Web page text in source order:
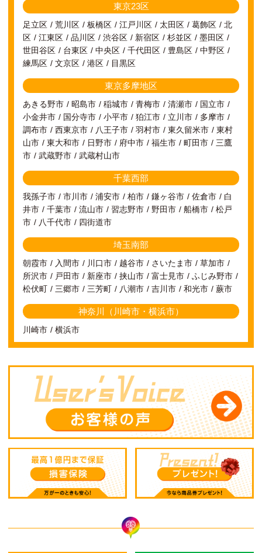
東京23区
足立区 荒川区 板橋区 江戸川区 太田区 葛飾区
北
区
江東区 品川区 渋谷区 新宿区 杉並区
墨田区
世田谷区
台東区 中央区 千代田区 豊島区
中野区
練馬区
文京区 港区 目黒区
東京多摩地区
あきる野市 昭島市 稲城市 青梅市 清瀬市
国立市
小金井市
国分寺市 小平市 狛江市 立川市
多摩市
調布市
西東京市 八王子市 羽村市 東久留米市
東村
山市
東大和市 日野市 府中市 福生市 町田市
三鷹
市
武蔵野市 武蔵村山市
千葉西部
我孫子市 市川市 浦安市 柏市 鎌ヶ谷市 佐倉市
白
井市
千葉市 流山市 習志野市 野田市 船橋市
松戸
市
八千代市 四街道市
埼玉南部
朝霞市 入間市 川口市 越谷市 さいたま市
草加市
所沢市
戸田市 新座市 挟山市 富士見市
ふじみ野市
松伏町
三郷市 三芳町 八潮市 吉川市 和光市 蕨市
神奈川（川崎市・横浜市）
川崎市 横浜市